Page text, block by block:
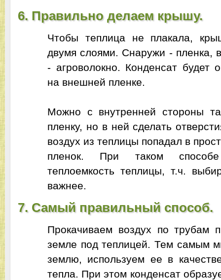
6. Правильно делаем крышу.
Чтобы теплица не плакала,
двумя слоями. Снаружи - пленка,
- агроволокно. Конденсат будет
на внешней пленке.
Можно с внутренней стороны
пленку, но в ней сделать
воздух из теплицы попадал в
пленок. При таком способе
теплоемкость теплицы, т.ч.
важнее.
7. Самый правильный способ.
Прокачиваем воздух по трубам
земле под теплицей. Тем самым
землю, используем ее в
тепла. При этом конденсат